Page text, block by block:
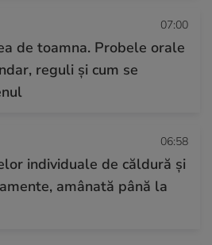
07:00
de toamna. Probele orale
reguli și cum se
06:58
individuale de căldură și
amânată până la